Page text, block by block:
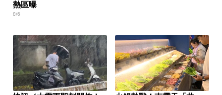
熱區曝
8/6